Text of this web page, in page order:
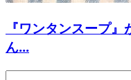
『ワンタンスープ
ん...